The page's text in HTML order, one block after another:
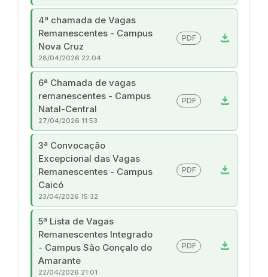
4ª chamada de Vagas
Remanescentes - Campus
Nova Cruz
download
PDF
28/04/2026 22:04
6ª Chamada de vagas
remanescentes - Campus
Natal-Central
download
PDF
27/04/2026 11:53
3ª Convocação
Excepcional das Vagas
Remanescentes - Campus
Caicó
download
PDF
23/04/2026 15:32
5ª Lista de Vagas
Remanescentes Integrado
- Campus São Gonçalo do
Amarante
download
PDF
22/04/2026 21:01